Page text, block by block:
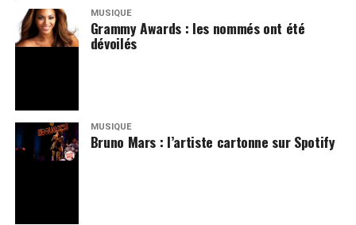
MUSIQUE
Grammy Awards : les nommés ont été
dévoilés
MUSIQUE
Bruno Mars : l’artiste cartonne sur Spotify